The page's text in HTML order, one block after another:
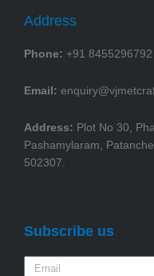
Address
Phone: +91 8455296792
Email:
Address: Plot No 30,
Pashamylaram,
502307.
Subscribe us